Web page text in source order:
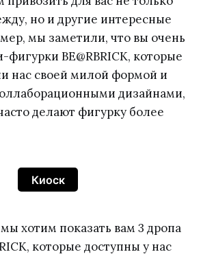
но и другие интересные
мы заметили, что вы очень
BE@RBRICK, которые
нас своей милой формой и
дизайнами,
делают фигурку более
Киоск
хотим показать вам 3 дропа
которые доступны у нас